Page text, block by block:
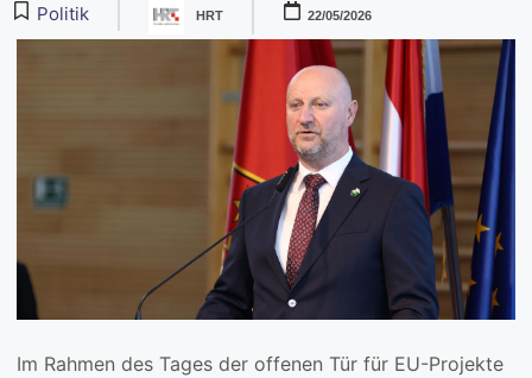
Politik HRT 22/05/2026
Im Rahmen des Tages der offenen Tür für EU-Projekte